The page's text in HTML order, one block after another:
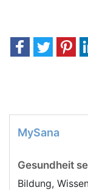
MySana
Gesundheit
Bildung,